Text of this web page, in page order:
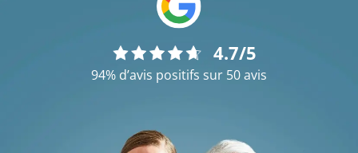
4.7/5
94% d’avis positifs sur 50 avis